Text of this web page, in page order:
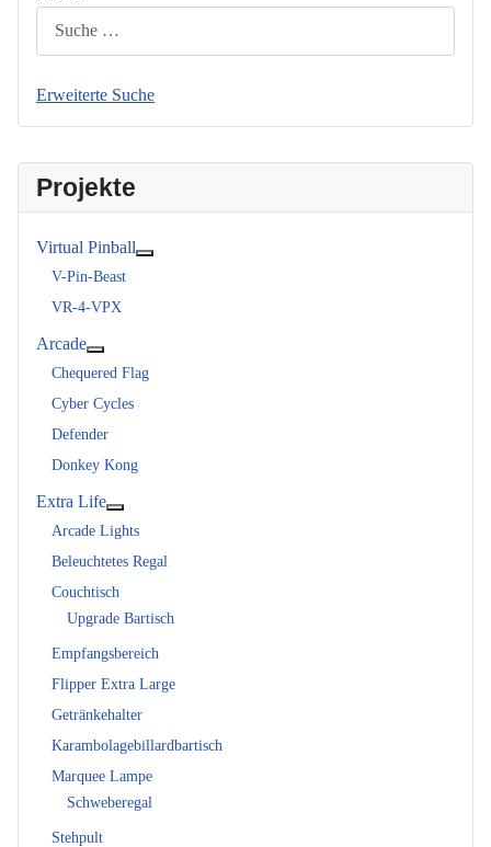
Projekte
Virtual Pinball
V-Pin-Beast
VR-4-VPX
Arcade
Chequered Flag
Cyber Cycles
Defender
Donkey Kong
Extra Life
Arcade Lights
Beleuchtetes Regal
Couchtisch
Upgrade Bartisch
Empfangsbereich
Flipper Extra Large
Getränkehalter
Karambolagebillardbartisch
Marquee Lampe
Schweberegal
Stehpult
Erweiterte Suche